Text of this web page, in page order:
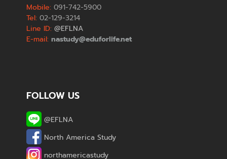
Mobile: 091-742-5900
Tel: 02-129-3214
Line ID: @EFLNA
E-mail: nastudy@eduforlife.net
FOLLOW US
@EFLNA
North America Study
northamericastudy